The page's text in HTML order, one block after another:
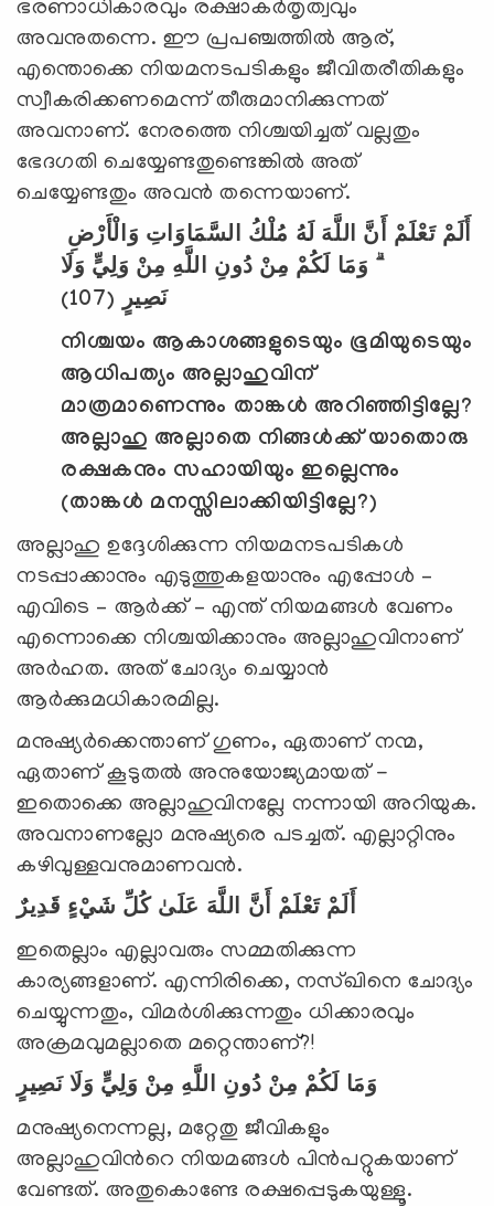
ഭരണാധികാരവും രക്ഷാകര്‍തൃത്വവും
അവനുതന്നെ. ഈ പ്രപഞ്ചത്തില്‍ ആര്,
എന്തൊക്കെ നിയമനടപടികളും ജീവിതരീതികളും
സ്വീകരിക്കണമെന്ന് തീരുമാനിക്കുന്നത്
അവനാണ്. നേരത്തെ നിശ്ചയിച്ചത് വല്ലതും
ഭേദഗതി ചെയ്യേണ്ടതുണ്ടെങ്കില്‍ അത്
ചെയ്യേണ്ടതും അവന്‍ തന്നെയാണ്.
أَلَمْ تَعْلَمْ أَنَّ اللَّهَ لَهُ مُلْكُ السَّمَاوَاتِ وَالْأَرْضِ
ۗ وَمَا لَكُمْ مِنْ دُونِ اللَّهِ مِنْ وَلِيٍّ وَلَا
نَصِيرٍ (107)
നിശ്ചയം ആകാശങ്ങളുടെയും ഭൂമിയുടെയും
ആധിപത്യം അല്ലാഹുവിന്
മാത്രമാണെന്നും താങ്കള്‍ അറിഞ്ഞിട്ടില്ലേ?
അല്ലാഹു അല്ലാതെ നിങ്ങള്‍ക്ക് യാതൊരു
രക്ഷകനും സഹായിയും ഇല്ലെന്നും
(താങ്കള്‍ മനസ്സിലാക്കിയിട്ടില്ലേ?)
അല്ലാഹു ഉദ്ദേശിക്കുന്ന നിയമനടപടികള്‍
നടപ്പാക്കാനും എടുത്തുകളയാനും എപ്പോള്‍ –
എവിടെ – ആര്‍ക്ക് – എന്ത് നിയമങ്ങള്‍ വേണം
എന്നൊക്കെ നിശ്ചയിക്കാനും അല്ലാഹുവിനാണ്
അര്‍ഹത. അത് ചോദ്യം ചെയ്യാന്‍
ആര്‍ക്കുമധികാരമില്ല.
മനുഷ്യര്‍ക്കെന്താണ് ഗുണം, ഏതാണ് നന്മ,
ഏതാണ് കൂടുതല്‍ അനുയോജ്യമായത് -
ഇതൊക്കെ അല്ലാഹുവിനല്ലേ നന്നായി അറിയുക.
അവനാണല്ലോ മനുഷ്യരെ പടച്ചത്. എല്ലാറ്റിനും
കഴിവുള്ളവനുമാണവന്‍.
أَلَمْ تَعْلَمْ أَنَّ اللَّهَ عَلَىٰ كُلِّ شَيْءٍ قَدِيرٌ
ഇതെല്ലാം എല്ലാവരും സമ്മതിക്കുന്ന
കാര്യങ്ങളാണ്. എന്നിരിക്കെ, നസ്ഖിനെ ചോദ്യം
ചെയ്യുന്നതും, വിമര്‍ശിക്കുന്നതും ധിക്കാരവും
അക്രമവുമല്ലാതെ മറ്റെന്താണ്?!
മനുഷ്യനെന്നല്ല, മറ്റേതു ജീവികളും
അല്ലാഹുവിന്‍റെ നിയമങ്ങള്‍ പിന്‍പറ്റുകയാണ്
വേണ്ടത്. അതുകൊണ്ടേ രക്ഷപ്പെടുകയുള്ളൂ.